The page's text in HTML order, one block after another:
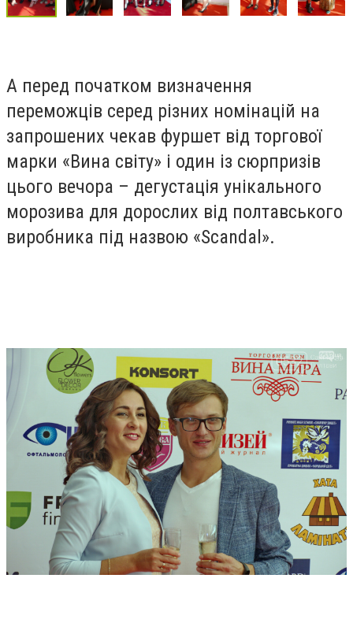
А перед початком визначення
переможців серед різних номінацій на
запрошених чекав фуршет від торгової
марки «Вина світу» і один із сюрпризів
цього вечора – дегустація унікального
морозива для дорослих від полтавського
виробника під назвою «Scandal».